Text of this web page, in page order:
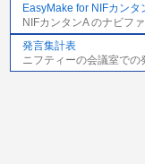
EasyMake for NIFカンタ
NIFカンタンA のナビフ
発言集計表
ニフティーの会議室で